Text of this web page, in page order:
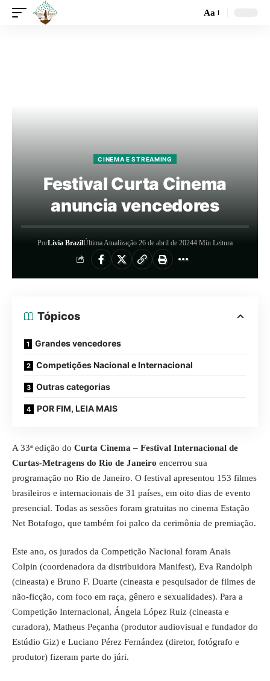
Aa
CINEMA E STREAMING
Festival Curta Cinema
anuncia vencedores
PorLivia BrazilÚltima Atualização 26 de abril de 20244 Min Leitura
Tópicos
Grandes vencedores
Competições Nacional e Internacional
Outras categorias
POR FIM, LEIA MAIS
A 33ª edição do Curta Cinema – Festival Internacional de
Curtas-Metragens do Rio de Janeiro encerrou sua
programação no Rio de Janeiro. O festival apresentou 153 filmes
brasileiros e internacionais de 31 países, em oito dias de evento
presencial. Todas as sessões foram gratuitas no cinema Estação
Net Botafogo, que também foi palco da cerimônia de premiação.
Este ano, os jurados da Competição Nacional foram Anaïs
Colpin (coordenadora da distribuidora Manifest), Eva Randolph
(cineasta) e Bruno F. Duarte (cineasta e pesquisador de filmes de
não-ficção, com foco em raça, gênero e sexualidades). Para a
Competição Internacional, Ángela López Ruiz (cineasta e
curadora), Matheus Peçanha (produtor audiovisual e fundador do
Estúdio Giz) e Luciano Pérez Fernández (diretor, fotógrafo e
produtor) fizeram parte do júri.